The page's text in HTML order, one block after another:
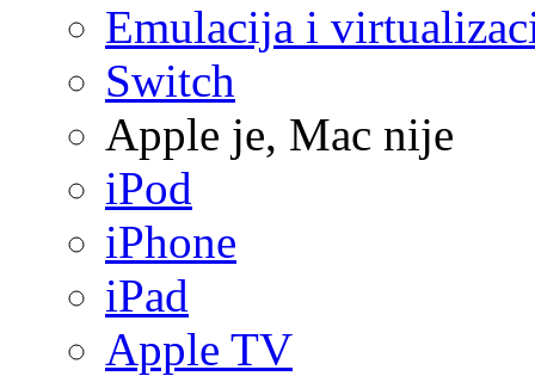
Emulacija i
Switch
Apple je, Mac nije
iPod
iPhone
iPad
Apple TV